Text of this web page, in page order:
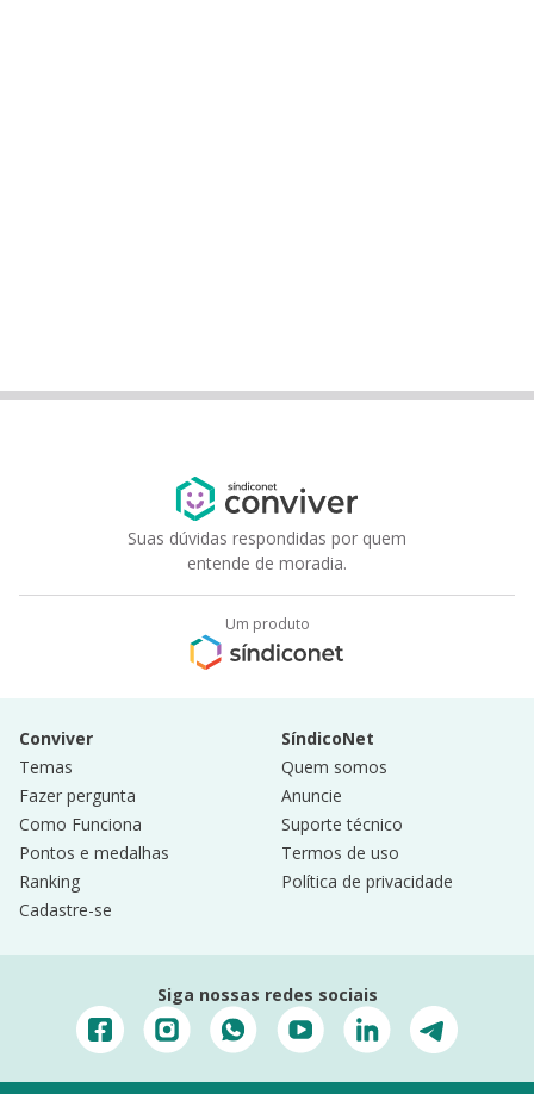
Suas dúvidas respondidas por quem
entende de moradia.
Um produto
Conviver
Temas
Fazer pergunta
Como Funciona
Pontos e medalhas
Ranking
Cadastre-se
SíndicoNet
Quem somos
Anuncie
Suporte técnico
Termos de uso
Política de privacidade
Siga nossas redes sociais